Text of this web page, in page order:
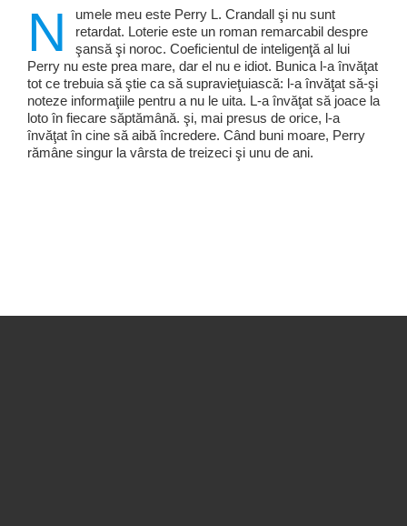
N
umele meu este Perry L. Crandall şi nu sunt
retardat. Loterie este un roman remarcabil despre
şansă şi noroc. Coeficientul de inteligenţă al lui
Perry nu este prea mare, dar el nu e idiot. Bunica l-a învăţat
tot ce trebuia să ştie ca să supravieţuiască: l-a învăţat să-şi
noteze informaţiile pentru a nu le uita. L-a învăţat să joace la
loto în fiecare săptămână. şi, mai presus de orice, l-a
învăţat în cine să aibă încredere. Când buni moare, Perry
rămâne singur la vârsta de treizeci şi unu de ani.